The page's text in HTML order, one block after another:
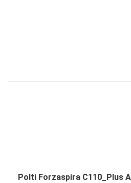
Polti Forzaspira C110_Plus